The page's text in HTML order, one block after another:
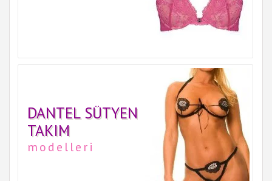
DANTEL SÜTYEN
TAKIM
modelleri